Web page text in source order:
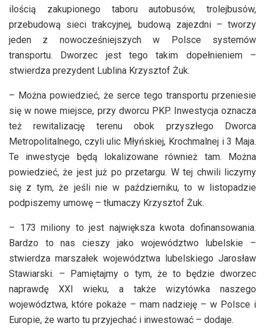
ilością zakupionego taboru autobusów, trolejbusów,
przebudową sieci trakcyjnej, budową zajezdni – tworzy
jeden z nowocześniejszych w Polsce systemów
transportu. Dworzec jest tego takim dopełnieniem –
stwierdza prezydent Lublina Krzysztof Żuk.
– Można powiedzieć, że serce tego transportu przeniesie
się w nowe miejsce, przy dworcu PKP. Inwestycja oznacza
też rewitalizację terenu obok przyszłego Dworca
Metropolitalnego, czyli ulic Młyńskiej, Krochmalnej i 3 Maja.
Te inwestycje będą lokalizowane również tam. Można
powiedzieć, że jest już po przetargu. W tej chwili liczymy
się z tym, że jeśli nie w październiku, to w listopadzie
podpiszemy umowę – tłumaczy Krzysztof Żuk.
– 173 miliony to jest największa kwota dofinansowania.
Bardzo to nas cieszy jako województwo lubelskie –
stwierdza marszałek województwa lubelskiego Jarosław
Stawiarski. – Pamiętajmy o tym, że to będzie dworzec
naprawdę XXI wieku, a także wizytówka naszego
województwa, które pokaże – mam nadzieję – w Polsce i
Europie, że warto tu przyjechać i inwestować – dodaje.